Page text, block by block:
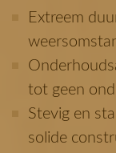
Extreem
tot geen
Stevig en
solide